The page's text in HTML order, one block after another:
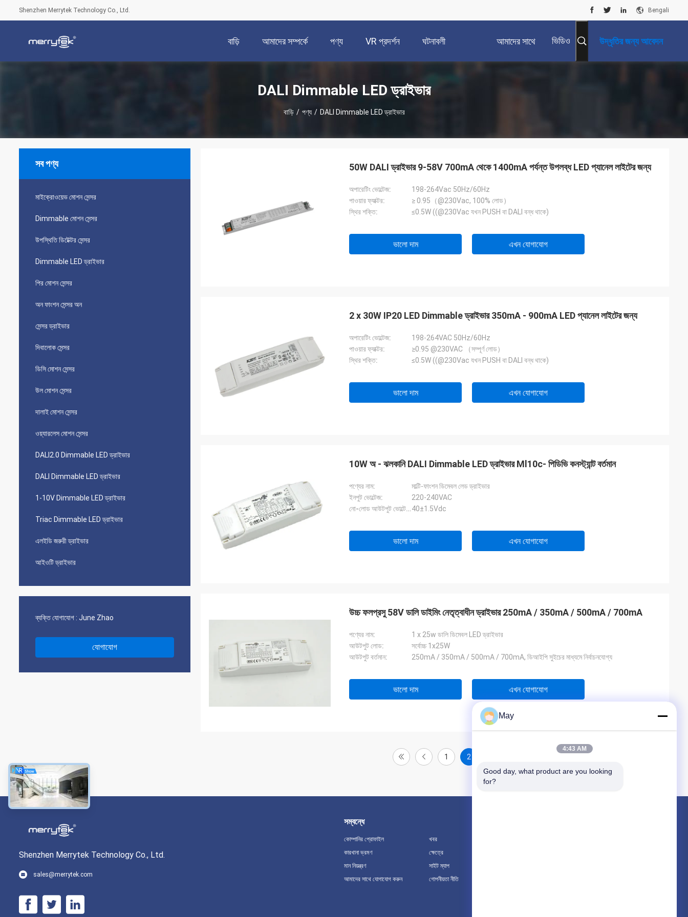
Shenzhen Merrytek Technology Co., Ltd. Bengali
বাড়ি আমাদের সম্পর্কে পণ্য VR প্রদর্শন ঘটনাবলী আমাদের সাথে ভিডিও উদ্ধৃতির জন্য আবেদন
DALI Dimmable LED ড্রাইভার
বাড়ি / পণ্য / DALI Dimmable LED ড্রাইভার
সব পণ্য
মাইক্রোওয়েভ মোশন সেন্সর
Dimmable মোশন সেন্সর
উপস্থিতি ডিটেক্টর সেন্সর
Dimmable LED ড্রাইভার
পির মোশন সেন্সর
অন ​​ফাংশন সেন্সর অন
সেন্সর ড্রাইভার
দিবালোক সেন্সর
ডিসি মোশন সেন্সর
উল মোশন সেন্সর
দালাই মোশন সেন্সর
ওয়্যারলেস মোশন সেন্সর
DALI2.0 Dimmable LED ড্রাইভার
DALI Dimmable LED ড্রাইভার
1-10V Dimmable LED ড্রাইভার
Triac Dimmable LED ড্রাইভার
এলইডি জরুরী ড্রাইভার
আইওটি ড্রাইভার
ব্যক্তি যোগাযোগ : June Zhao
যোগাযোগ
50W DALI ড্রাইভার 9-58V 700mA থেকে 1400mA পর্যন্ত উপলব্ধ LED প্যানেল লাইটের জন্য
অপারেটিং ভোল্টেজ:
198-264Vac 50Hz/60Hz
পাওয়ার ফ্যাক্টর:
≥ 0.95（@230Vac, 100% লোড）
স্থির শক্তি:
≤0.5W ((@230Vac যখন PUSH বা DALI বন্ধ থাকে)
ভালো দাম এখন যোগাযোগ
2 x 30W IP20 LED Dimmable ড্রাইভার 350mA - 900mA LED প্যানেল লাইটের জন্য
অপারেটিং ভোল্টেজ:
198-264VAC 50Hz/60Hz
পাওয়ার ফ্যাক্টর:
≥0.95 @230VAC （সম্পূর্ণ লোড）
স্থির শক্তি:
≤0.5W ((@230Vac যখন PUSH বা DALI বন্ধ থাকে)
ভালো দাম এখন যোগাযোগ
10W অ - ঝলকানি DALI Dimmable LED ড্রাইভার Ml10c- পিডিভি কনস্ট্যান্ট বর্তমান
পণ্যের নাম:
মাল্টি-ফাংশন ডিমেবল লেড ড্রাইভার
ইনপুট ভোল্টেজ:
220-240VAC
নো-লোড আউটপুট ভোল্টেজ:40±1.5Vdc
ভালো দাম এখন যোগাযোগ
উচ্চ ফলপ্রসু 58V ডালি ডাইমিং নেতৃত্বাধীন ড্রাইভার 250mA / 350mA / 500mA / 700mA
পণ্যের নাম:
1 x 25w ডালি ডিমেবল LED ড্রাইভার
আউটপুট লোড:
সর্বোচ্চ 1x25W
আউটপুট বর্তমান:
250mA / 350mA / 500mA / 700mA, ডিআইপি সুইচের মাধ্যমে নির্বাচনযোগ্য
ভালো দাম এখন যোগাযোগ
1 2
Shenzhen Merrytek Technology Co., Ltd.
sales@merrytek.com
সম্বন্ধে
কোম্পানির প্রোফাইল
কারখানা ভ্রমণ
মান নিয়ন্ত্রণ
আমাদের সাথে যোগাযোগ করুন
খবর
ক্ষেত্রে
সাইট ম্যাপ
গোপনীয়তা নীতি
May
4:43 AM
Good day, what product are you looking
for?